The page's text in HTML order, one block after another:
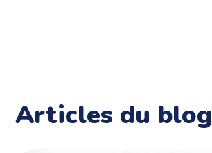
Articles du blog